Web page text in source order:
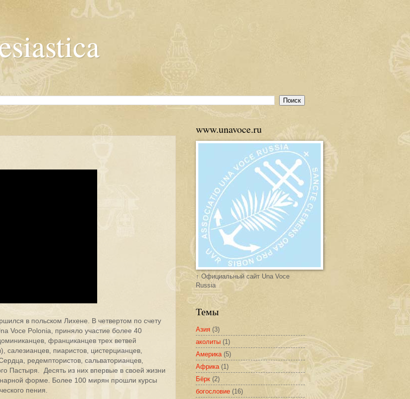
в польском Лихене. В четвертом по счету
Voce Polonia, приняло участие более 40
франциканцев трех ветвей
салезианцев, пиаристов, цистерцианцев,
редемптористов, сальваторианцев,
Пастыря. Десять из них впервые в своей жизни
форме. Более 100 мирян прошли курсы
пения.
www.unavoce.ru
↑ Официальный сайт Una Voce
Russia
Темы
Азия (3)
аколиты (1)
Америка (5)
Африка (1)
Бёрк (2)
богословие (16)